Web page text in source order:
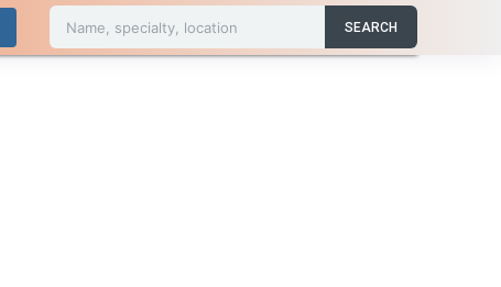
Name, specialty, location SEARCH